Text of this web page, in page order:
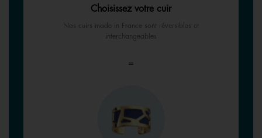
Choisissez votre cuir
Nos cuirs made in France sont réversibles et
interchangeables
=